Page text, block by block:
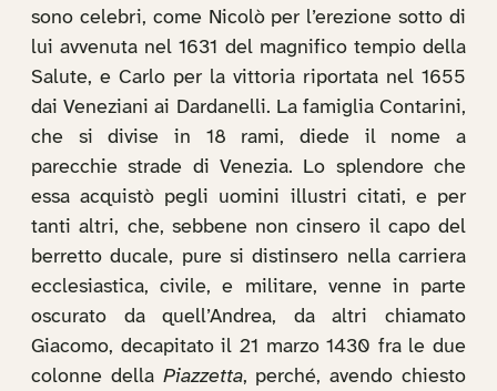
sono celebri, come Nicolò per l’erezione sotto di
lui avvenuta nel 1631 del magnifico tempio della
Salute, e Carlo per la vittoria riportata nel 1655
dai Veneziani ai Dardanelli. La famiglia Contarini,
che si divise in 18 rami, diede il nome a
parecchie strade di Venezia. Lo splendore che
essa acquistò pegli uomini illustri citati, e per
tanti altri, che, sebbene non cinsero il capo del
berretto ducale, pure si distinsero nella carriera
ecclesiastica, civile, e militare, venne in parte
oscurato da quell’Andrea, da altri chiamato
Giacomo, decapitato il 21 marzo 1430 fra le due
colonne della Piazzetta, perché, avendo chiesto